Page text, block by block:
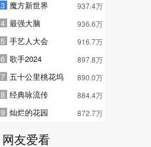
3 魔方新世界 937.4万
4 最强大脑 936.6万
5 手艺人大会 916.7万
6 歌手2024 897.8万
7 五十公里桃花坞 890.0万
8 经典咏流传 884.4万
9 灿烂的花园 872.7万
网友爱看